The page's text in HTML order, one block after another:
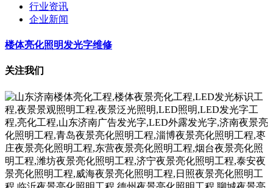
行业资讯
企业新闻
楼体亮化照明发光字维修
关注我们